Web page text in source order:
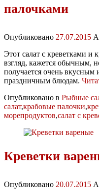
палочками
Опубликовано 27.07.2015
Этот салат с креветками
взгляд, кажется обычным,
получается очень
праздничным блюдам.
Опубликовано в Рыбные
салат,крабовые палочки,
морепродуктов,салат с
Креветки
Опубликовано 20.07.2015